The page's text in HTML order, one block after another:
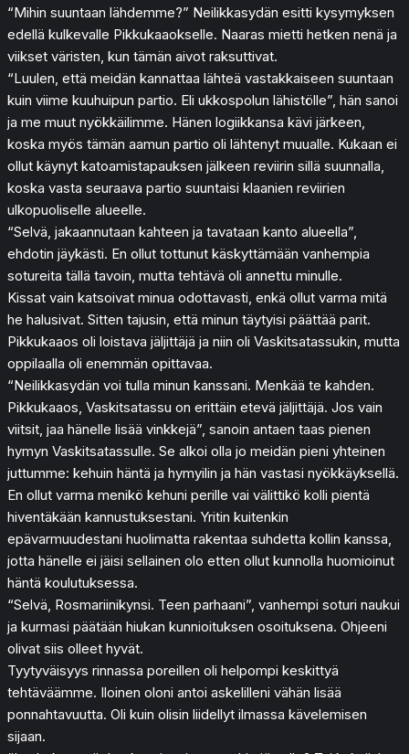
“Mihin suuntaan lähdemme?” Neilikkasydän esitti kysymyksen
edellä kulkevalle Pikkukaaokselle. Naaras mietti hetken nenä ja
viikset väristen, kun tämän aivot raksuttivat.
“Luulen, että meidän kannattaa lähteä vastakkaiseen suuntaan
kuin viime kuuhuipun partio. Eli ukkospolun lähistölle”, hän sanoi
ja me muut nyökkäilimme. Hänen logiikkansa kävi järkeen,
koska myös tämän aamun partio oli lähtenyt muualle. Kukaan ei
ollut käynyt katoamistapauksen jälkeen reviirin sillä suunnalla,
koska vasta seuraava partio suuntaisi klaanien reviirien
ulkopuoliselle alueelle.
“Selvä, jakaannutaan kahteen ja tavataan kanto alueella”,
ehdotin jäykästi. En ollut tottunut käskyttämään vanhempia
sotureita tällä tavoin, mutta tehtävä oli annettu minulle.
Kissat vain katsoivat minua odottavasti, enkä ollut varma mitä
he halusivat. Sitten tajusin, että minun täytyisi päättää parit.
Pikkukaaos oli loistava jäljittäjä ja niin oli Vaskitsatassukin, mutta
oppilaalla oli enemmän opittavaa.
“Neilikkasydän voi tulla minun kanssani. Menkää te kahden.
Pikkukaaos, Vaskitsatassu on erittäin etevä jäljittäjä. Jos vain
viitsit, jaa hänelle lisää vinkkejä”, sanoin antaen taas pienen
hymyn Vaskitsatassulle. Se alkoi olla jo meidän pieni yhteinen
juttumme: kehuin häntä ja hymyilin ja hän vastasi nyökkäyksellä.
En ollut varma menikö kehuni perille vai välittikö kolli pientä
hiventäkään kannustuksestani. Yritin kuitenkin
epävarmuudestani huolimatta rakentaa suhdetta kollin kanssa,
jotta hänelle ei jäisi sellainen olo etten ollut kunnolla huomioinut
häntä koulutuksessa.
“Selvä, Rosmariinikynsi. Teen parhaani”, vanhempi soturi naukui
ja kurmasi päätään hiukan kunnioituksen osoituksena. Ohjeeni
olivat siis olleet hyvät.
Tyytyväisyys rinnassa poreillen oli helpompi keskittyä
tehtäväämme. Iloinen oloni antoi askelilleni vähän lisää
ponnahtavuutta. Oli kuin olisin liidellyt ilmassa kävelemisen
sijaan.